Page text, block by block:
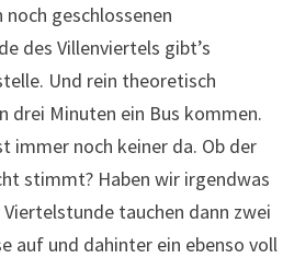
geschlossenen
des Villenviertels gibt’s
Und rein theoretisch
drei Minuten ein Bus kommen.
immer noch keiner da. Ob der
stimmt? Haben wir irgendwas
Viertelstunde tauchen dann zwei
auf und dahinter ein ebenso voll